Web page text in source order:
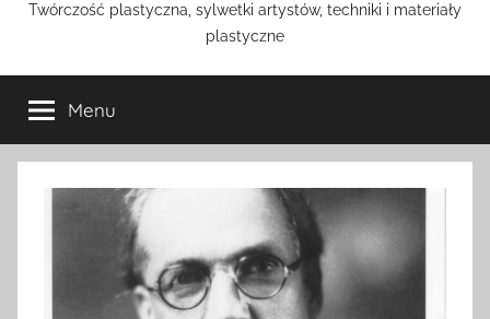
Twórczość plastyczna, sylwetki artystów, techniki i materiały
plastyczne
Menu